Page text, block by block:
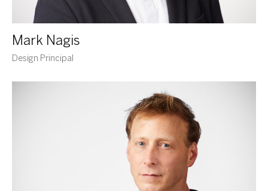
Mark Nagis
Design Principal